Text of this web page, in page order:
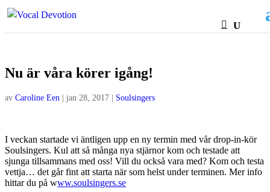
Nu är våra körer igång!
av Caroline Een jan 28, 2017 Soulsingers
I veckan startade vi äntligen upp en ny termin med vår drop-in-kör
Soulsingers. Kul att så många nya stjärnor kom och testade att
sjunga tillsammans med oss! Vill du också vara med? Kom och testa
vettja… det går fint att starta när som helst under terminen. ​Mer info
hittar du på www.soulsingers.se